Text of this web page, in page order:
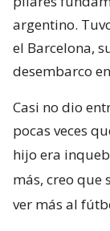
argentino.
el Barcelona,
desembarco
Casi no dio
pocas veces
hijo era
más, creo que
ver más al